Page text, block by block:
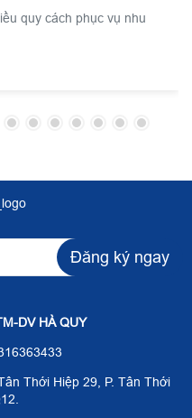
quy cách phục vụ nhu
Đăng ký ngay
DV HÀ QUY
Thới Hiệp 29, P. Tân Thới